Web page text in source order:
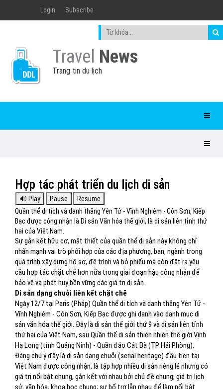
Login Subscribe
Travel News
Trang tin du lịch
Hợp tác phát triển du lịch di sản
Quần thể di tích và danh thắng Yên Tử - Vĩnh Nghiêm - Côn Sơn, Kiếp
Bạc được công nhận là Di sản Văn hóa thế giới, là di sản liên tỉnh thứ
hai của Việt Nam.
Sự gắn kết hữu cơ, mật thiết của quần thể di sản này không chỉ
nhấn mạnh vai trò phối hợp của các địa phương, ban, ngành trong
quá trình xây dựng hồ sơ, đệ trình và bỏ phiếu mà còn đặt ra yêu
cầu hợp tác chặt chẽ hơn nữa trong giai đoạn hậu công nhận để
bảo vệ và phát huy bền vững các giá trị di sản.
Di sản dạng chuỗi liên kết chặt chẽ
Ngày 12/7 tại Paris (Pháp) Quần thể di tích và danh thắng Yên Tử -
Vĩnh Nghiêm - Côn Sơn, Kiếp Bạc được ghi danh vào danh mục di
sản văn hóa thế giới. Đây là di sản thế giới thứ 9 và di sản liên tỉnh
thứ hai của Việt Nam, sau Quần thể di sản thiên nhiên thế giới Vịnh
Hạ Long (tỉnh Quảng Ninh) - Quần đảo Cát Bà (TP Hải Phòng).
Đáng chú ý đây là di sản dạng chuỗi (serial heritage) đầu tiên tại
Việt Nam được công nhận, là tập hợp nhiều di sản riêng lẻ nhưng có
giá trị nổi bật chung, gắn kết với nhau bởi chủ đề chung; giá trị lịch
sử, văn hóa, khoa học chung; sự bổ trợ lẫn nhau để làm nổi bật